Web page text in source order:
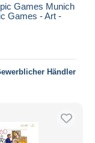
Games Munich
Games - Art -
Händler